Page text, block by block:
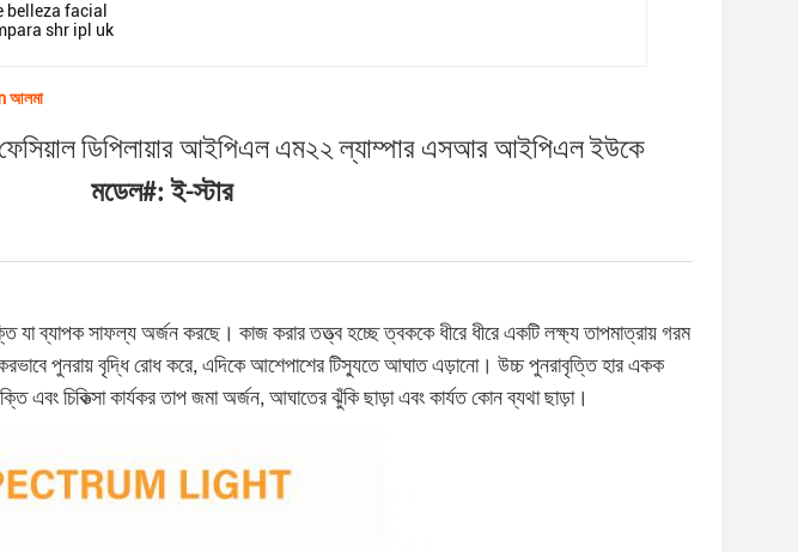
belleza facial
shr ipl uk
আলমা
ফেসিয়াল ডিপিলায়ার আইপিএল এম২২ ল্যাম্পার এসআর আইপিএল ইউকে
মডেল#: ই-স্টার
ব্যাপক সাফল্য অর্জন করছে। কাজ করার তত্ত্ব হচ্ছে ত্বককে ধীরে ধীরে একটি লক্ষ্য তাপমাত্রায় গরম
পুনরায় বৃদ্ধি রোধ করে, এদিকে আশেপাশের টিস্যুতে আঘাত এড়ানো। উচ্চ পুনরাবৃত্তি হার একক
চিকিত্সা কার্যকর তাপ জমা অর্জন, আঘাতের ঝুঁকি ছাড়া এবং কার্যত কোন ব্যথা ছাড়া।